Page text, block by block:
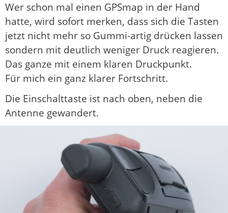
Wer schon mal einen GPSmap in der Hand
hatte, wird sofort merken, dass sich die Tasten
jetzt nicht mehr so Gummi-artig drücken lassen
sondern mit deutlich weniger Druck reagieren.
Das ganze mit einem klaren Druckpunkt.
Für mich ein ganz klarer Fortschritt.
Die Einschalttaste ist nach oben, neben die
Antenne gewandert.